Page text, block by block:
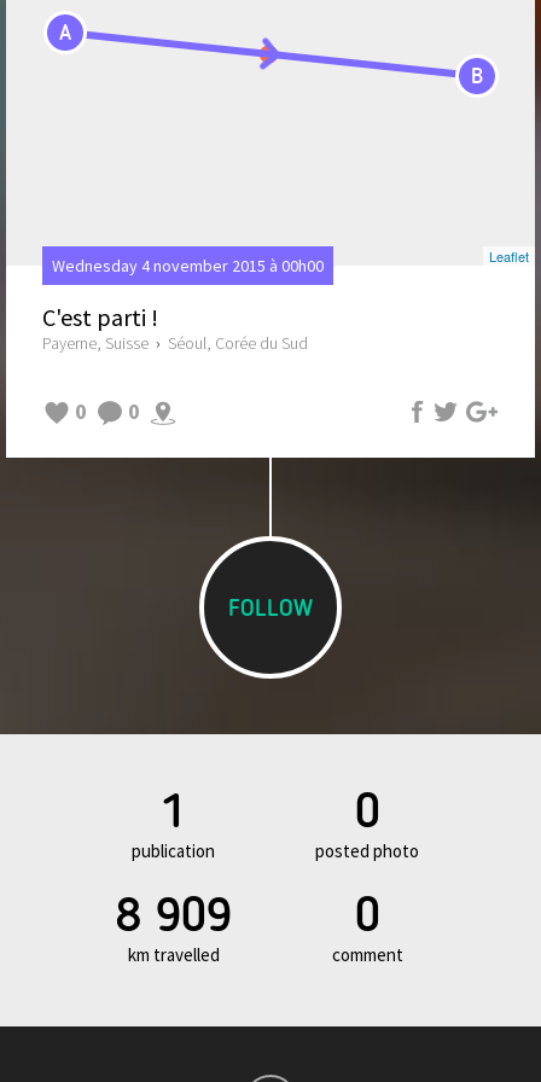
A
B
Leaflet
Wednesday 4 november 2015 à 00h00
C'est parti !
Payerne, Suisse › Séoul, Corée du Sud
0 0
FOLLOW
1
publication
0
posted photo
8 909
km travelled
0
comment